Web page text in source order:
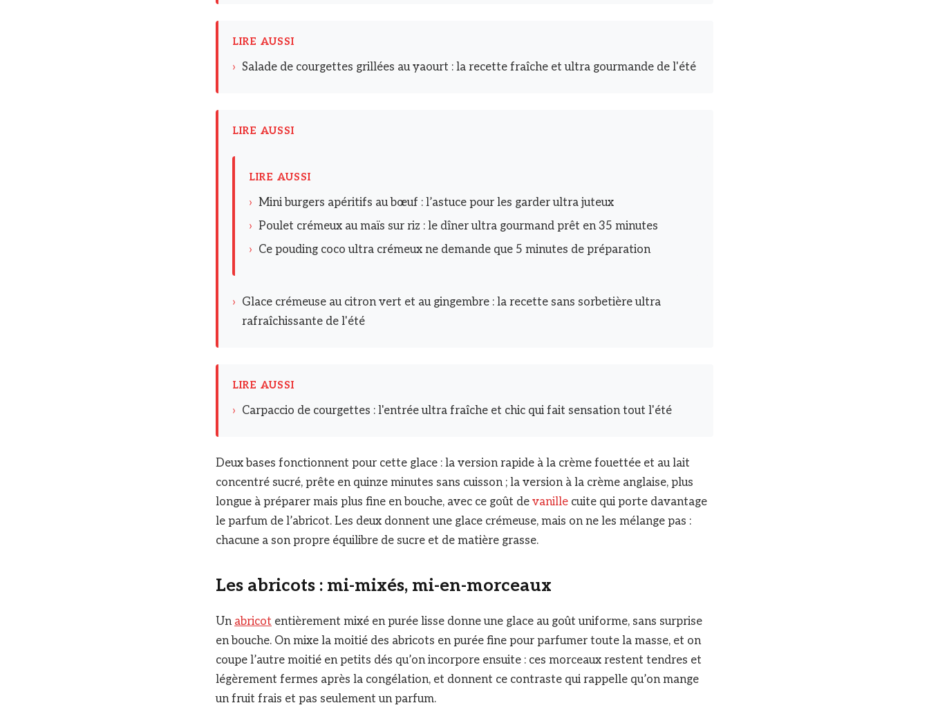
LIRE AUSSI
› Salade de courgettes grillées au yaourt : la recette fraîche et ultra gourmande de l'été
LIRE AUSSI
LIRE AUSSI
› Mini burgers apéritifs au bœuf : l’astuce pour les garder ultra juteux
› Poulet crémeux au maïs sur riz : le dîner ultra gourmand prêt en 35 minutes
› Ce pouding coco ultra crémeux ne demande que 5 minutes de préparation
› Glace crémeuse au citron vert et au gingembre : la recette sans sorbetière ultra
rafraîchissante de l'été
LIRE AUSSI
› Carpaccio de courgettes : l'entrée ultra fraîche et chic qui fait sensation tout l'été
Deux bases fonctionnent pour cette glace : la version rapide à la crème fouettée et au lait
concentré sucré, prête en quinze minutes sans cuisson ; la version à la crème anglaise, plus
longue à préparer mais plus fine en bouche, avec ce goût de vanille cuite qui porte davantage
le parfum de l’abricot. Les deux donnent une glace crémeuse, mais on ne les mélange pas :
chacune a son propre équilibre de sucre et de matière grasse.
Les abricots : mi-mixés, mi-en-morceaux
Un abricot entièrement mixé en purée lisse donne une glace au goût uniforme, sans surprise
en bouche. On mixe la moitié des abricots en purée fine pour parfumer toute la masse, et on
coupe l’autre moitié en petits dés qu’on incorpore ensuite : ces morceaux restent tendres et
légèrement fermes après la congélation, et donnent ce contraste qui rappelle qu’on mange
un fruit frais et pas seulement un parfum.